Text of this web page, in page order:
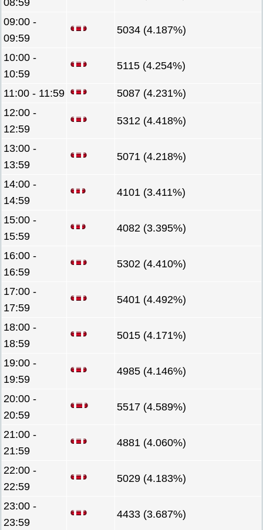
08:59
09:00 -
09:59
5034 (4.187%)
10:00 -
10:59
5115 (4.254%)
11:00 - 11:59
5087 (4.231%)
12:00 -
12:59
5312 (4.418%)
13:00 -
13:59
5071 (4.218%)
14:00 -
14:59
4101 (3.411%)
15:00 -
15:59
4082 (3.395%)
16:00 -
16:59
5302 (4.410%)
17:00 -
17:59
5401 (4.492%)
18:00 -
18:59
5015 (4.171%)
19:00 -
19:59
4985 (4.146%)
20:00 -
20:59
5517 (4.589%)
21:00 -
21:59
4881 (4.060%)
22:00 -
22:59
5029 (4.183%)
23:00 -
23:59
4433 (3.687%)